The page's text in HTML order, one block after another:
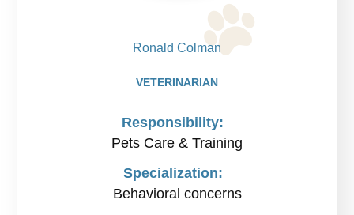
Ronald Colman
VETERINARIAN
Responsibility:
Pets Care & Training
Specialization:
Behavioral concerns